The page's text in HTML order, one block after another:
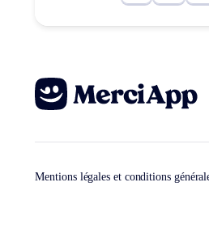
Mentions légales et conditions